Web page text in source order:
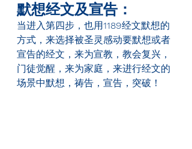
默想经文及宣告：
当进入第四步，也用1189经文默想的
方式，来选择被圣灵感动要默想或者
宣告的经文，来为宣教，教会复兴，
门徒觉醒，来为家庭，来进行经文的
场景中默想，祷告，宣告，突破！